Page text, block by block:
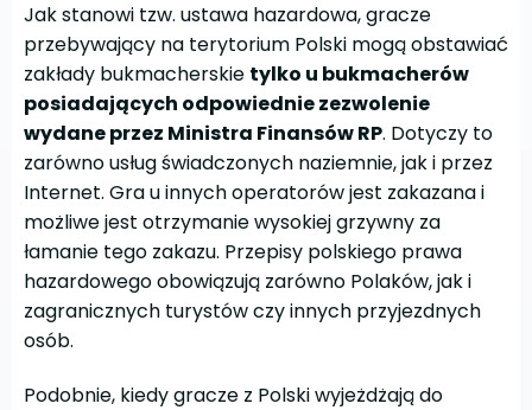
Jak stanowi tzw. ustawa hazardowa, gracze
przebywający na terytorium Polski mogą obstawiać
zakłady bukmacherskie tylko u bukmacherów
posiadających odpowiednie zezwolenie
wydane przez Ministra Finansów RP. Dotyczy to
zarówno usług świadczonych naziemnie, jak i przez
Internet. Gra u innych operatorów jest zakazana i
możliwe jest otrzymanie wysokiej grzywny za
łamanie tego zakazu. Przepisy polskiego prawa
hazardowego obowiązują zarówno Polaków, jak i
zagranicznych turystów czy innych przyjezdnych
osób.
Podobnie, kiedy gracze z Polski wyjeżdżają do